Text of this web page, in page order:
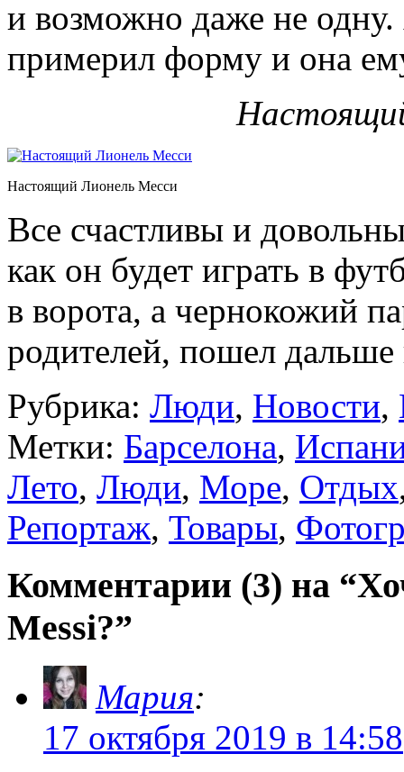
и возможно даже не
примерил форму и она
Настоящий Лионель Месси
Все счастливы и
как он будет играть в
в ворота, а чернокожий
родителей, пошел
Рубрика: Люди, Новости,
Метки: Барселона,
Лето, Люди, Море, Отдых
Репортаж, Товары,
Комментарии (3) на
Messi?”
Мария:
17 октября 2019 в 14:58